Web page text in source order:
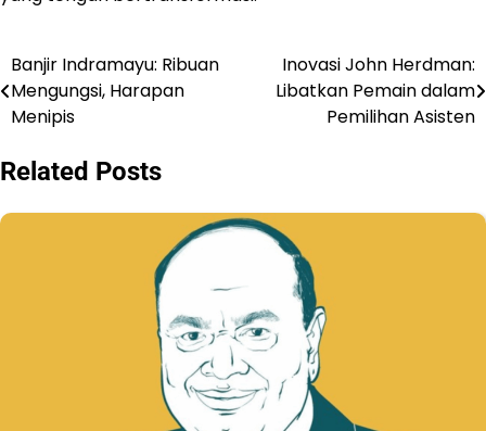
Navigasi
pos
Banjir Indramayu: Ribuan
Mengungsi, Harapan
Menipis
Inovasi John Herdman:
Libatkan Pemain dalam
Pemilihan Asisten
Related Posts